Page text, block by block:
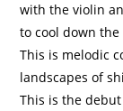
with the violin
to cool down
This is melodic
landscapes of
This is the